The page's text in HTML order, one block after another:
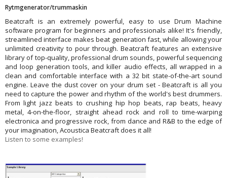
Rytmgenerator/trummaskin
Beatcraft is an extremely powerful, easy to use Drum Machine
software program for beginners and professionals alike! It's friendly,
streamlined interface makes beat generation fast, while allowing your
unlimited creativity to pour through. Beatcraft features an extensive
library of top-quality, professional drum sounds, powerful sequencing
and loop generation tools, and killer audio effects, all wrapped in a
clean and comfortable interface with a 32 bit state-of-the-art sound
engine. Leave the dust cover on your drum set - Beatcraft is all you
need to capture the power and rhythm of the world's best drummers.
From light jazz beats to crushing hip hop beats, rap beats, heavy
metal, 4-on-the-floor, straight ahead rock and roll to time-warping
electronica and progressive rock, from dance and R&B to the edge of
your imagination, Acoustica Beatcraft does it all!
Listen to some examples!